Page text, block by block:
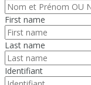
First name
Last name
Identifiant